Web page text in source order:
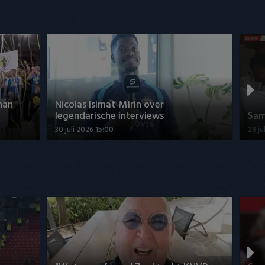
Nicolas Isimat-Mirin over
legendarische interviews
30 juli 2026 15:00 28